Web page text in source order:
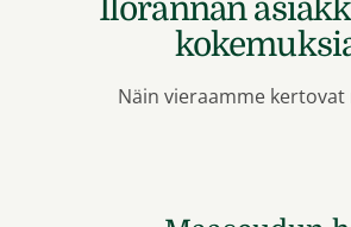
Ilorannan
Näin vieraamme kertovat